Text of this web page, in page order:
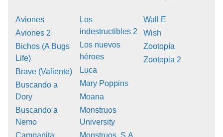
Aviones
Aviones 2
Bichos (A Bugs
Life)
Brave (Valiente)
Buscando a
Dory
Buscando a
Nemo
Campanita
Los
indestructibles 2
Los nuevos
héroes
Luca
Mary Poppins
Moana
Monstruos
University
Monstruos, S.A.
Wall E
Wish
Zootopía
Zootopia 2